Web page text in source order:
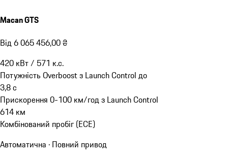
Macan GTS
Від 6 065 456,00 ₴
420 кВт/ 571 к.с.
Потужність Overboost з Launch Control до
3,8с
Прискорення 0-100 км/год з Launch Control
614 км
Комбінований пробіг (ECE)
Автоматична · Повний привод